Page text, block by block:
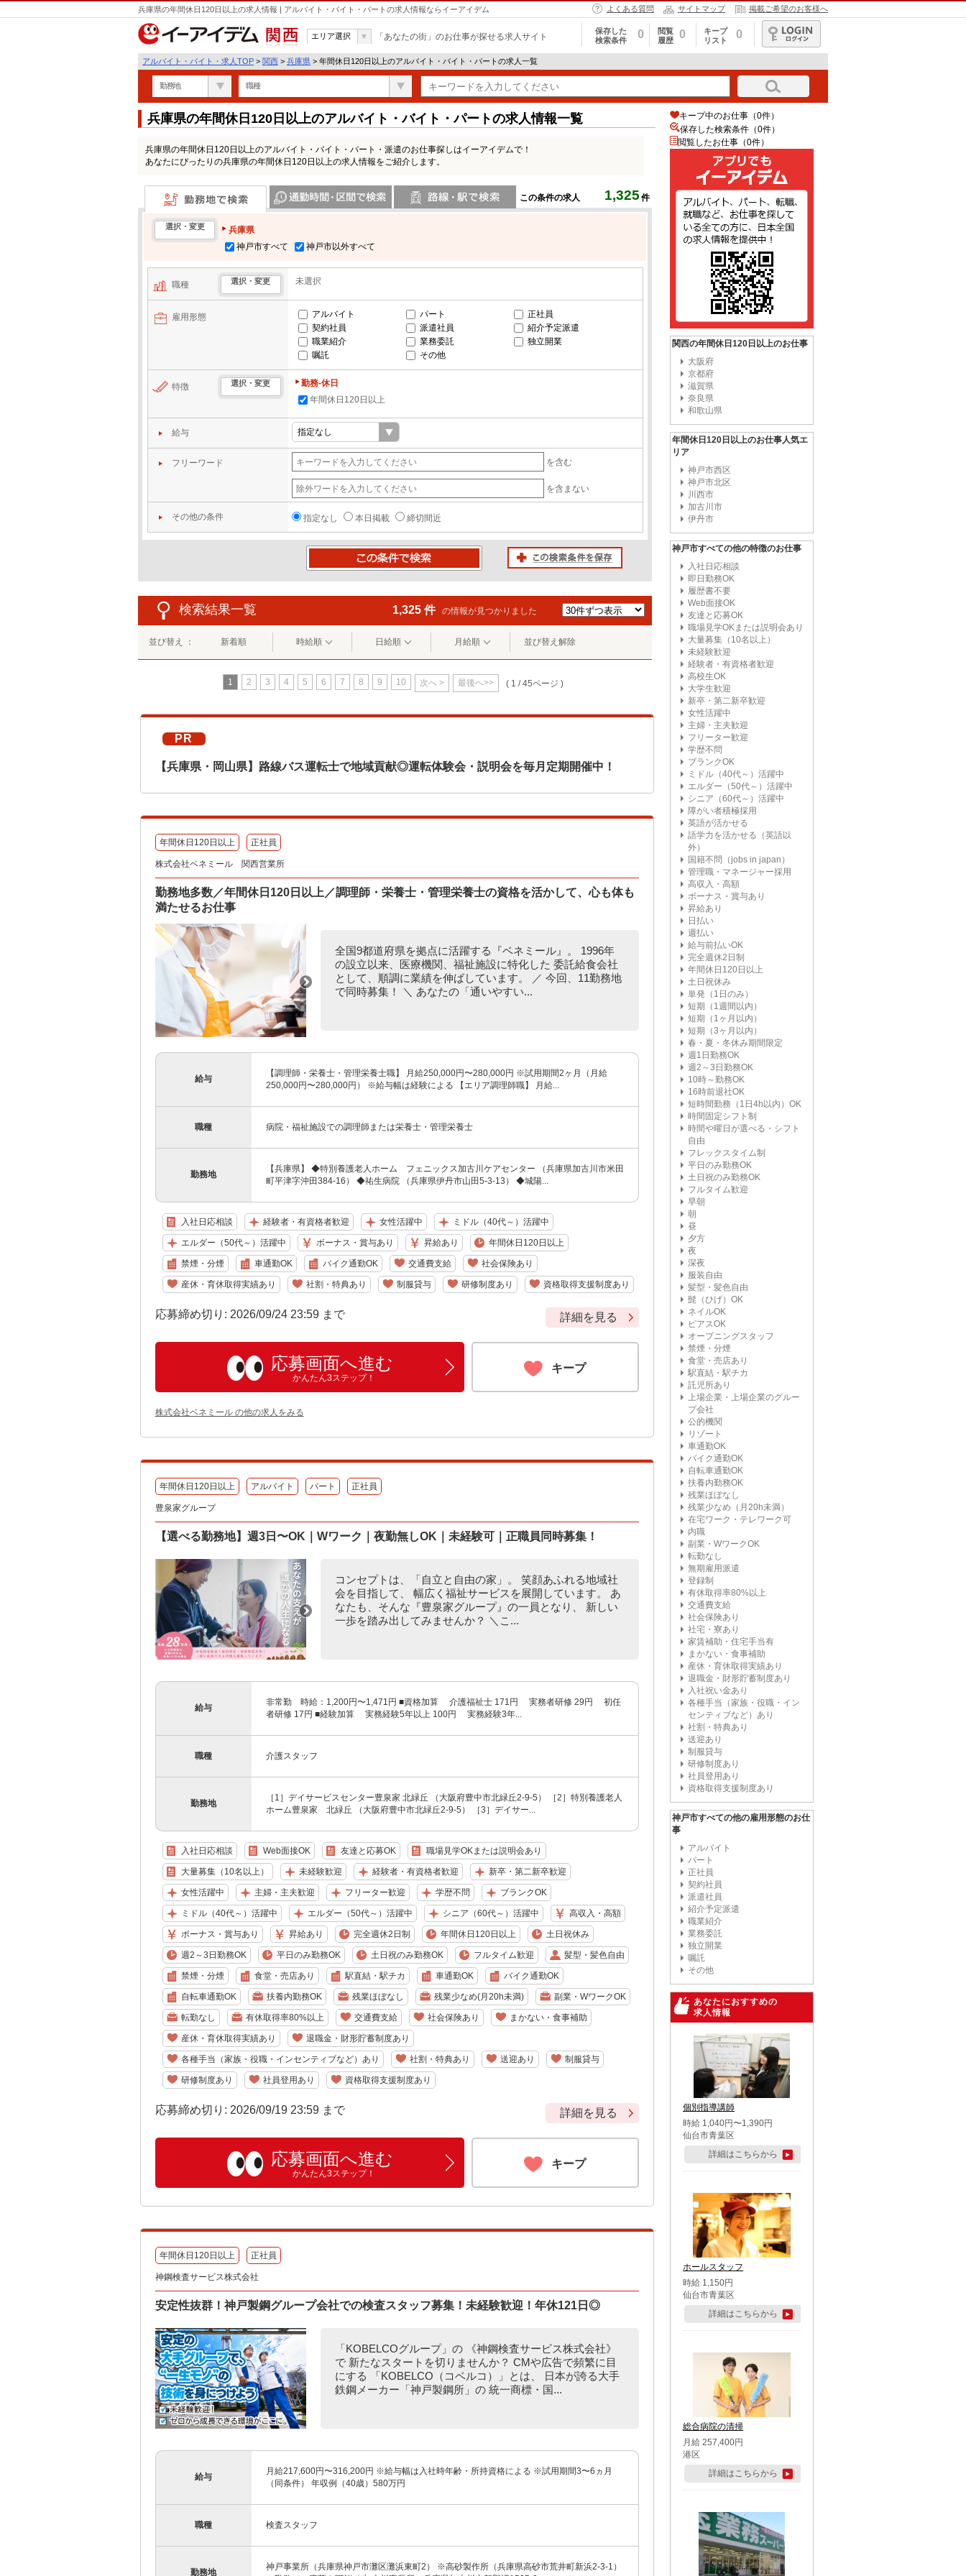
兵庫県の年間休日120日以上の求人情報 | アルバイト・バイト・パートの求人情報ならイーアイデム よくある質問 サイトマップ 掲載ご希望のお客様へ
関西
エリア選択 「あなたの街」のお仕事が探せる求人サイト
保存した
検索条件
0
閲覧
履歴
0
キープ
リスト
0
ログイン
アルバイト・バイト・求人TOP > 関西 > 兵庫県 > 年間休日120日以上のアルバイト・バイト・パートの求人一覧
勤務地 職種
兵庫県の年間休日120日以上のアルバイト・バイト・パートの求人情報一覧
兵庫県の年間休日120日以上のアルバイト・バイト・パート・派遣のお仕事探しはイーアイデムで！
あなたにぴったりの兵庫県の年間休日120日以上の求人情報をご紹介します。
この条件の求人 1,325 件
勤務地で検索
選択・変更
兵庫県
神戸市すべて
神戸市以外すべて
職種 選択・変更 未選択
雇用形態 アルバイト パート
正社員
契約社員
派遣社員
紹介予定派遣
職業紹介
業務委託
独立開業
嘱託
その他
特徴 選択・変更
勤務-休日
年間休日120日以上
給与
フリーワード を含む
を含まない
その他の条件 指定なし 本日掲載 締切間近
検索結果一覧 1,325 件 の情報が見つかりました
並び替え ： 新着順 時給順 日給順 月給順 並び替え解除
1 2 3 4 5 6 7 8 9 10 次へ > 最後へ>> ( 1 / 45ページ )
PR
【兵庫県・岡山県】路線バス運転士で地域貢献◎運転体験会・説明会を毎月定期開催中！
年間休日120日以上 正社員
株式会社ベネミール 関西営業所
勤務地多数／年間休日120日以上／調理師・栄養士・管理栄養士の資格を活かして、心も体も
満たせるお仕事
全国9都道府県を拠点に活躍する『ベネミール』。 1996年
の設立以来、医療機関、福祉施設に特化した 委託給食会社
として、順調に業績を伸ばしています。 ／ 今回、11勤務地
で同時募集！ ＼ あなたの「通いやすい...
給与
【調理師・栄養士・管理栄養士職】 月給250,000円〜280,000円 ※試用期間2ヶ月（月給
250,000円〜280,000円） ※給与幅は経験による 【エリア調理師職】 月給...
職種 病院・福祉施設での調理師または栄養士・管理栄養士
勤務地
【兵庫県】 ◆特別養護老人ホーム フェニックス加古川ケアセンター （兵庫県加古川市米田
町平津字沖田384-16） ◆祐生病院 （兵庫県伊丹市山田5-3-13） ◆城陽...
入社日応相談 経験者・有資格者歓迎 女性活躍中 ミドル（40代～）活躍中
エルダー（50代～）活躍中 ボーナス・賞与あり 昇給あり 年間休日120日以上
禁煙・分煙 車通勤OK バイク通勤OK 交通費支給 社会保険あり
産休・育休取得実績あり 社割・特典あり 制服貸与 研修制度あり 資格取得支援制度あり
応募締め切り: 2026/09/24 23:59 まで 詳細を見る
応募画面へ進む
かんたん3ステップ！
キープ
株式会社ベネミール の他の求人をみる
年間休日120日以上 アルバイト パート 正社員
豊泉家グループ
【選べる勤務地】週3日〜OK｜Wワーク｜夜勤無しOK｜未経験可｜正職員同時募集！
コンセプトは、「自立と自由の家」。 笑顔あふれる地域社
会を目指して、 幅広く福祉サービスを展開しています。 あ
なたも、そんな『豊泉家グループ』の一員となり、 新しい
一歩を踏み出してみませんか？ ＼こ...
給与
非常勤 時給：1,200円〜1,471円 ■資格加算 介護福祉士 171円 実務者研修 29円 初任
者研修 17円 ■経験加算 実務経験5年以上 100円 実務経験3年...
職種 介護スタッフ
勤務地
［1］デイサービスセンター豊泉家 北緑丘 （大阪府豊中市北緑丘2-9-5） ［2］特別養護老人
ホーム豊泉家 北緑丘 （大阪府豊中市北緑丘2-9-5） ［3］デイサー...
入社日応相談 Web面接OK 友達と応募OK 職場見学OKまたは説明会あり
大量募集（10名以上） 未経験歓迎 経験者・有資格者歓迎 新卒・第二新卒歓迎
女性活躍中 主婦・主夫歓迎 フリーター歓迎 学歴不問 ブランクOK
ミドル（40代～）活躍中 エルダー（50代～）活躍中 シニア（60代～）活躍中 高収入・高額
ボーナス・賞与あり 昇給あり 完全週休2日制 年間休日120日以上 土日祝休み
週2～3日勤務OK 平日のみ勤務OK 土日祝のみ勤務OK フルタイム歓迎 髪型・髪色自由
禁煙・分煙 食堂・売店あり 駅直結・駅チカ 車通勤OK バイク通勤OK
自転車通勤OK 扶養内勤務OK 残業ほぼなし 残業少なめ(月20h未満) 副業・WワークOK
転勤なし 有休取得率80%以上 交通費支給 社会保険あり まかない・食事補助
産休・育休取得実績あり 退職金・財形貯蓄制度あり
各種手当（家族・役職・インセンティブなど）あり 社割・特典あり 送迎あり 制服貸与
研修制度あり 社員登用あり 資格取得支援制度あり
応募締め切り: 2026/09/19 23:59 まで 詳細を見る
応募画面へ進む
かんたん3ステップ！
キープ
年間休日120日以上 正社員
神鋼検査サービス株式会社
安定性抜群！神戸製鋼グループ会社での検査スタッフ募集！未経験歓迎！年休121日◎
「KOBELCOグループ」の 《神鋼検査サービス株式会社》
で 新たなスタートを切りませんか？ CMや広告で頻繁に目
にする 「KOBELCO（コベルコ）」とは、 日本が誇る大手
鉄鋼メーカー「神戸製鋼所」の 統一商標・国...
給与
月給217,600円〜316,200円 ※給与幅は入社時年齢・所持資格による ※試用期間3〜6ヵ月
（同条件） 年収例（40歳）580万円
職種 検査スタッフ
勤務地
神戸事業所（兵庫県神戸市灘区灘浜東町2） ※高砂製作所（兵庫県高砂市荒井町新浜2-3-1）
キープ中のお仕事（0件）
保存した検索条件（0件）
閲覧したお仕事（0件）
関西の年間休日120日以上のお仕事
大阪府
京都府
滋賀県
奈良県
和歌山県
年間休日120日以上のお仕事人気エ
リア
神戸市西区
神戸市北区
川西市
加古川市
伊丹市
神戸市すべての他の特徴のお仕事
入社日応相談
即日勤務OK
履歴書不要
Web面接OK
友達と応募OK
職場見学OKまたは説明会あり
大量募集（10名以上）
未経験歓迎
経験者・有資格者歓迎
高校生OK
大学生歓迎
新卒・第二新卒歓迎
女性活躍中
主婦・主夫歓迎
フリーター歓迎
学歴不問
ブランクOK
ミドル（40代～）活躍中
エルダー（50代～）活躍中
シニア（60代～）活躍中
障がい者積極採用
英語が活かせる
語学力を活かせる（英語以
外）
国籍不問（jobs in japan）
管理職・マネージャー採用
高収入・高額
ボーナス・賞与あり
昇給あり
日払い
週払い
給与前払いOK
完全週休2日制
年間休日120日以上
土日祝休み
単発（1日のみ）
短期（1週間以内）
短期（1ヶ月以内）
短期（3ヶ月以内）
春・夏・冬休み期間限定
週1日勤務OK
週2～3日勤務OK
10時～勤務OK
16時前退社OK
短時間勤務（1日4h以内）OK
時間固定シフト制
時間や曜日が選べる・シフト
自由
フレックスタイム制
平日のみ勤務OK
土日祝のみ勤務OK
フルタイム歓迎
早朝
朝
昼
夕方
夜
深夜
服装自由
髪型・髪色自由
髭（ひげ）OK
ネイルOK
ピアスOK
オープニングスタッフ
禁煙・分煙
食堂・売店あり
駅直結・駅チカ
託児所あり
上場企業・上場企業のグルー
プ会社
公的機関
リゾート
車通勤OK
バイク通勤OK
自転車通勤OK
扶養内勤務OK
残業ほぼなし
残業少なめ（月20h未満）
在宅ワーク・テレワーク可
内職
副業・WワークOK
転勤なし
無期雇用派遣
登録制
有休取得率80%以上
交通費支給
社会保険あり
社宅・寮あり
家賃補助・住宅手当有
まかない・食事補助
産休・育休取得実績あり
退職金・財形貯蓄制度あり
入社祝い金あり
各種手当（家族・役職・イン
センティブなど）あり
社割・特典あり
送迎あり
制服貸与
研修制度あり
社員登用あり
資格取得支援制度あり
神戸市すべての他の雇用形態のお仕
事
アルバイト
パート
正社員
契約社員
派遣社員
紹介予定派遣
職業紹介
業務委託
独立開業
嘱託
その他
あなたにおすすめの
求人情報
個別指導講師
時給 1,040円〜1,390円
仙台市青葉区
詳細はこちらから
ホールスタッフ
時給 1,150円
仙台市青葉区
詳細はこちらから
総合病院の清掃
月給 257,400円
港区
詳細はこちらから